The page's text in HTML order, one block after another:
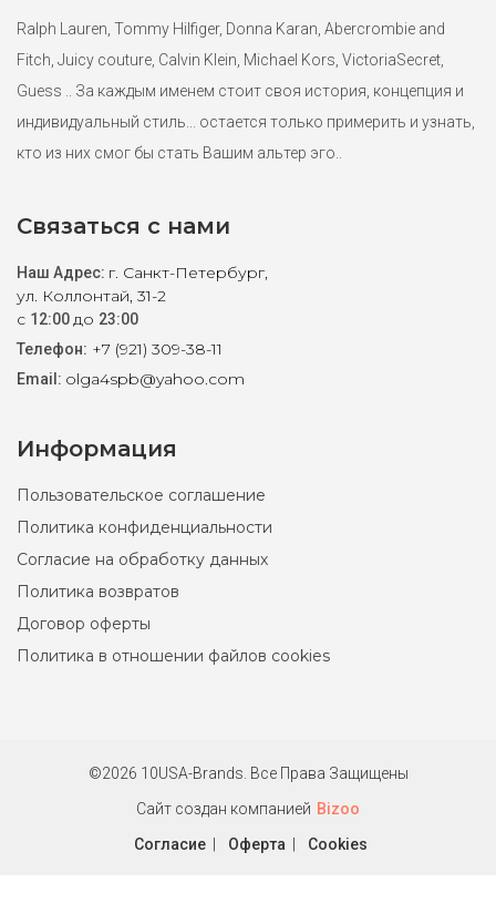
Ralph Lauren, Tommy Hilfiger, Donna Karan, Abercrombie and
Fitch, Juicy couture, Calvin Klein, Michael Kors, VictoriaSecret,
Guess .. За каждым именем стоит своя история, концепция и
индивидуальный стиль... остается только примерить и узнать,
кто из них смог бы стать Вашим альтер эго..
Связаться с нами
Наш Адрес: г. Санкт-Петербург,
ул. Коллонтай, 31-2
с 12:00до 23:00
Телефон: +7 (921) 309-38-11
Email: olga4spb@yahoo.com
Информация
Пользовательское соглашение
Политика конфиденциальности
Согласие на обработку данных
Политика возвратов
Договор оферты
Политика в отношении файлов cookies
©2026 10USA-Brands. Все Права Защищены
Сайт создан компанией Bizoo
Согласие
Оферта Cookies